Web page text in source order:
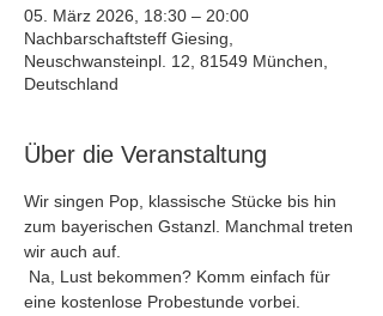
05. März 2026, 18:30 – 20:00
Nachbarschaftsteff Giesing,
Neuschwansteinpl. 12, 81549 München,
Deutschland
Über die Veranstaltung
Wir singen Pop, klassische Stücke bis hin
zum bayerischen Gstanzl. Manchmal treten
wir auch auf.
Na, Lust bekommen? Komm einfach für
eine kostenlose Probestunde vorbei.